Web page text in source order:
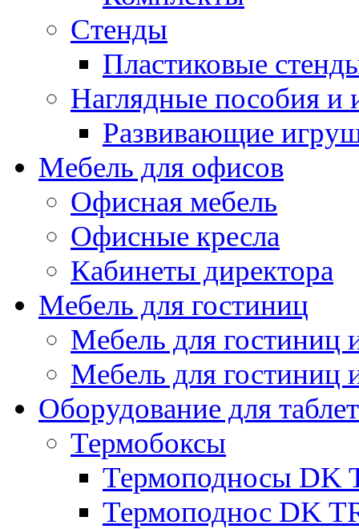
Стенды
Пластиковые
Наглядные пособия и
Развивающие
Мебель для офисов
Офисная мебель
Офисные кресла
Кабинеты директора
Мебель для гостиниц
Мебель для
Мебель для гостиниц
Оборудование для
Термобоксы
Термоподносы DK
Термоподнос DK